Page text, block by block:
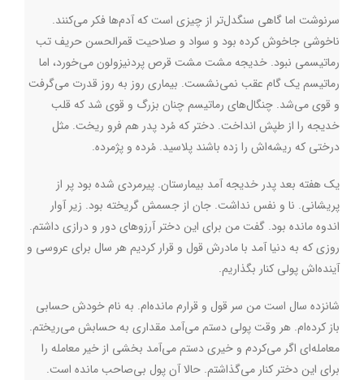
سرنوشت اما گاهی سنگدل‌تر از چیزی است که آدم‌ها فکر می‌کنند.
ناخوشی جاخوش کرده بود و سواد و صلاحیت قمرالحسن حریف تب
رماتیسمی نبود. خدیجه مشت مشت قرص پردنیزولون می‌خورد، اما
رماتیسم یک گام عقب نمی‌نشست. بیماری روز به روز قدرت می‌گرفت
و قوی می‌شد. چنگال‌های رماتیسم چنان بزرگ و قوی شد که قلب
خدیجه را از طپش انداخت. دختر که مُرد پدر هم فرو ریخت. مثل
درختی که ریشه‌اش را زده باشند پلاسید. مُرده و پژمرده.
یک هفته بعد پدر خدیجه آمد بیمارستان. پیرمردی شده بود پر از
پریشانی. نا و نفس نداشت. جان از جسمش گریخته بود. زیر آوار
اندوه مانده بود. گفت من برای این دختر آرزوهای دور و درازی داشتم.
روزی که به دنیا آمد با مادرش قول و قرار کردیم هر سال برای عروسی و
آینده‌اش پولی کنار بگذاریم.
شانزده سال است من سر قول و قرارم مانده‌ام. به نام خودش حسابی
باز کرده‌ام. هر وقت پولی دستم می‌آمد مقداری به حسابش می‌ریختم.
معامله‌ای اگر می‌کردم و خیری دستم می‌آمد بخشی از خیر معامله را
برای این دختر کنار می‌گذاشتم. حالا آن پول بی‌صاحب مانده است.